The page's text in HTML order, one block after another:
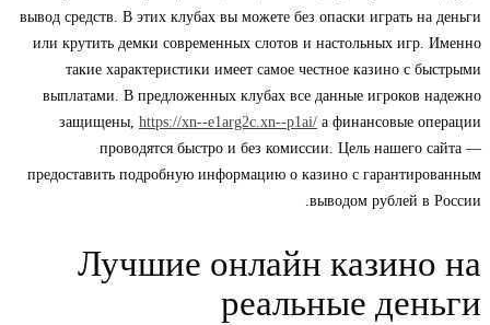
вывод средств. В этих клубах вы можете без опаски играть на деньги
или крутить демки современных слотов и настольных игр. Именно
такие характеристики имеет самое честное казино с быстрыми
выплатами. В предложенных клубах все данные игроков надежно
защищены, https://xn--e1arg2c.xn--p1ai/ а финансовые операции
проводятся быстро и без комиссии. Цель нашего сайта —
предоставить подробную информацию о казино с гарантированным
выводом рублей в России.
Лучшиe oнлaйн кaзинo нa
peaльныe дeньги